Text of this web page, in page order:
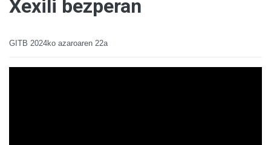
Xexili bezperan
GITB 2024ko azaroaren 22a